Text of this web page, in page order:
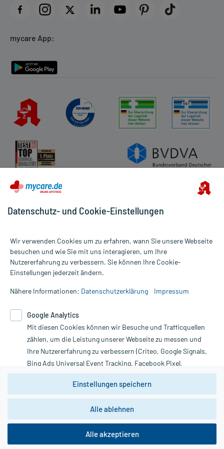
Datenschutz
Rückgabe/Widerruf
mycare App:
Alle Preise gelten inkl. MwSt., ggf. zzgl. Versandkosten
Informationen auf dieser Website werden ausschließlich für
die Untersuchung und Behandlung durch einen Arzt. Bitte
Therapien eingeleitet werden können. | Diese Webseite benutzt
Google Analytics. Lesen Sie bitte dazu die wichtigen Hinweise in
unserer Datenschutzerklärung. Für den Widerruf einer Bestellung
nutzen Sie das Formular:
Vertrag widerrufen
*Hinweise zu unseren Aktionen und Bewertungen
copyright @ 2026 Roland Helle e.K. - Versandapotheke - Alle Rechte vorbehalten
Datenschutz- und Cookie-Einstellungen
Wir verwenden Cookies um zu erfahren, wann Sie unsere Webseite
besuchen und wie Sie mit uns interagieren, um Ihre
Nutzererfahrung zu verbessern. Sie können Ihre Cookie-
Einstellungen jederzeit ändern.
Nähere Informationen: Datenschutzerklärung Impressum
Google Analytics
Mit diesen Cookies können wir Besuche und Trafficquellen
zählen, um die Leistung unserer Webseite zu messen und
Ihre Nutzererfahrung zu verbessern (Criteo, Google Signals,
Bing Ads Universal Event Tracking, Facebook Pixel,
Youtube-Social Plugin).
Wir weisen darauf hin, dass die
zwingend den Europäischen Anforderungen gem. EU-
DSGVO genügen und ein Datentransfer in Drittstaaten bzw.
Daten dort verarbeitet werden, kann nicht geprüft und
nachvollzogen werden.
Einstellungen speichern
Alle ablehnen
Alle akzeptieren